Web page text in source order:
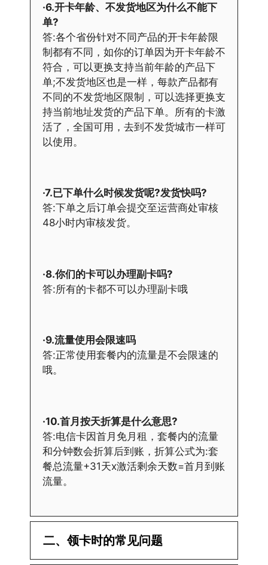
·6.开卡年龄、不发货地区为什么不能下
单?
答:各个省份针对不同产品的开卡年龄限
制都有不同，如你的订单因为开卡年龄不
符合，可以更换支持当前年龄的产品下
单;不发货地区也是一样，每款产品都有
不同的不发货地区限制，可以选择更换支
持当前地址发货的产品下单。所有的卡激
活了，全国可用，去到不发货城市一样可
以使用。
·7.已下单什么时候发货呢?发货快吗?
答:下单之后订单会提交至运营商处审核
48小时内审核发货。
·8.你们的卡可以办理副卡吗?
答:所有的卡都不可以办理副卡哦
·9.流量使用会限速吗
答:正常使用套餐内的流量是不会限速的
哦。
·10.首月按天折算是什么意思?
答:电信卡因首月免月租，套餐内的流量
和分钟数会折算后到账，折算公式为:套
餐总流量+31天x激活剩余天数=首月到账
流量。
二、领卡时的常见问题